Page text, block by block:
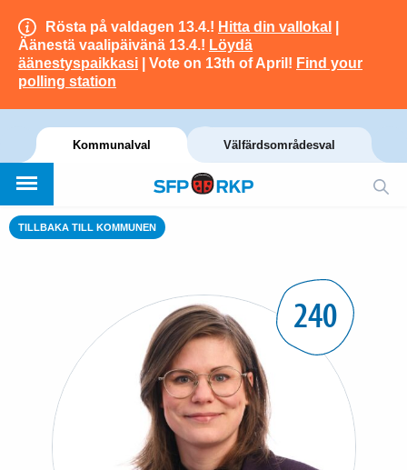
Rösta på valdagen 13.4.! Hitta din vallokal
Äänestä vaalipäivänä 13.4.! Löydä
äänestyspaikkasi | Vote on 13th of April! Find your
polling station
Kommunalval Välfärdsområdesval
TILLBAKA TILL KOMMUNEN
240